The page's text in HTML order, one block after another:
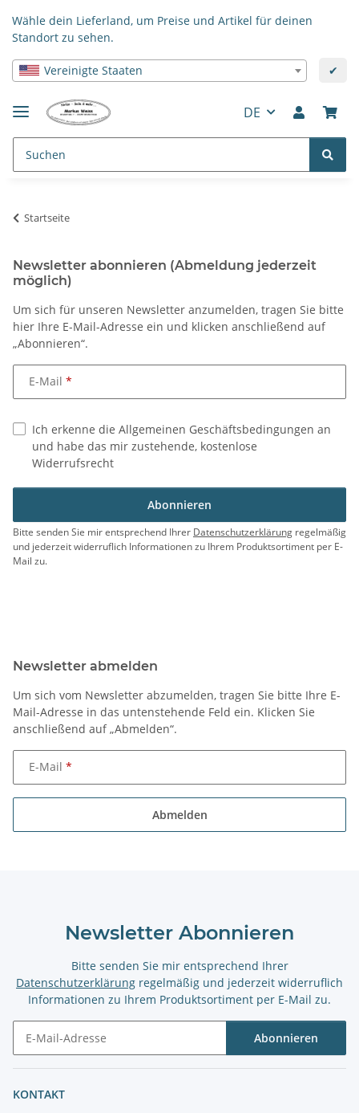
Wähle dein Lieferland, um Preise und Artikel für deinen
Standort zu sehen.
Vereinigte Staaten ✔
DE
Startseite
Newsletter abonnieren (Abmeldung jederzeit
möglich)
Um sich für unseren Newsletter anzumelden, tragen Sie bitte
hier Ihre E-Mail-Adresse ein und klicken anschließend auf
„Abonnieren“.
E-Mail
Ich erkenne die Allgemeinen Geschäftsbedingungen an
und habe das mir zustehende, kostenlose
Widerrufsrecht
Abonnieren
Bitte senden Sie mir entsprechend Ihrer Datenschutzerklärung regelmäßig
und jederzeit widerruflich Informationen zu Ihrem Produktsortiment per E-
Mail zu.
Newsletter abmelden
Um sich vom Newsletter abzumelden, tragen Sie bitte Ihre E-
Mail-Adresse in das untenstehende Feld ein. Klicken Sie
anschließend auf „Abmelden“.
E-Mail
Abmelden
Newsletter Abonnieren
Bitte senden Sie mir entsprechend Ihrer
Datenschutzerklärung regelmäßig und jederzeit widerruflich
Informationen zu Ihrem Produktsortiment per E-Mail zu.
Abonnieren
KONTAKT